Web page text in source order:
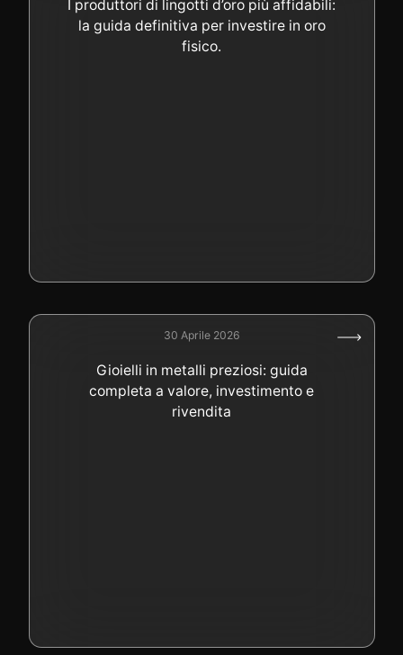
I produttori di lingotti d’oro più affidabili:
la guida definitiva per investire in oro
fisico.
30 Aprile 2026
Gioielli in metalli preziosi: guida
completa a valore, investimento e
rivendita